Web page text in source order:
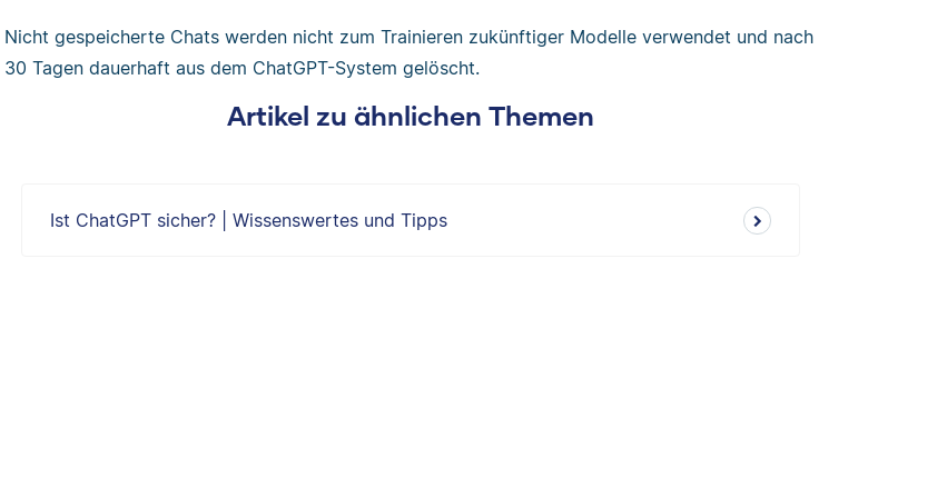
Nicht gespeicherte Chats werden nicht zum Trainieren zukünftiger Modelle verwendet und nach
30 Tagen dauerhaft aus dem ChatGPT-System gelöscht.
Artikel zu ähnlichen Themen
Ist ChatGPT sicher? | Wissenswertes und Tipps